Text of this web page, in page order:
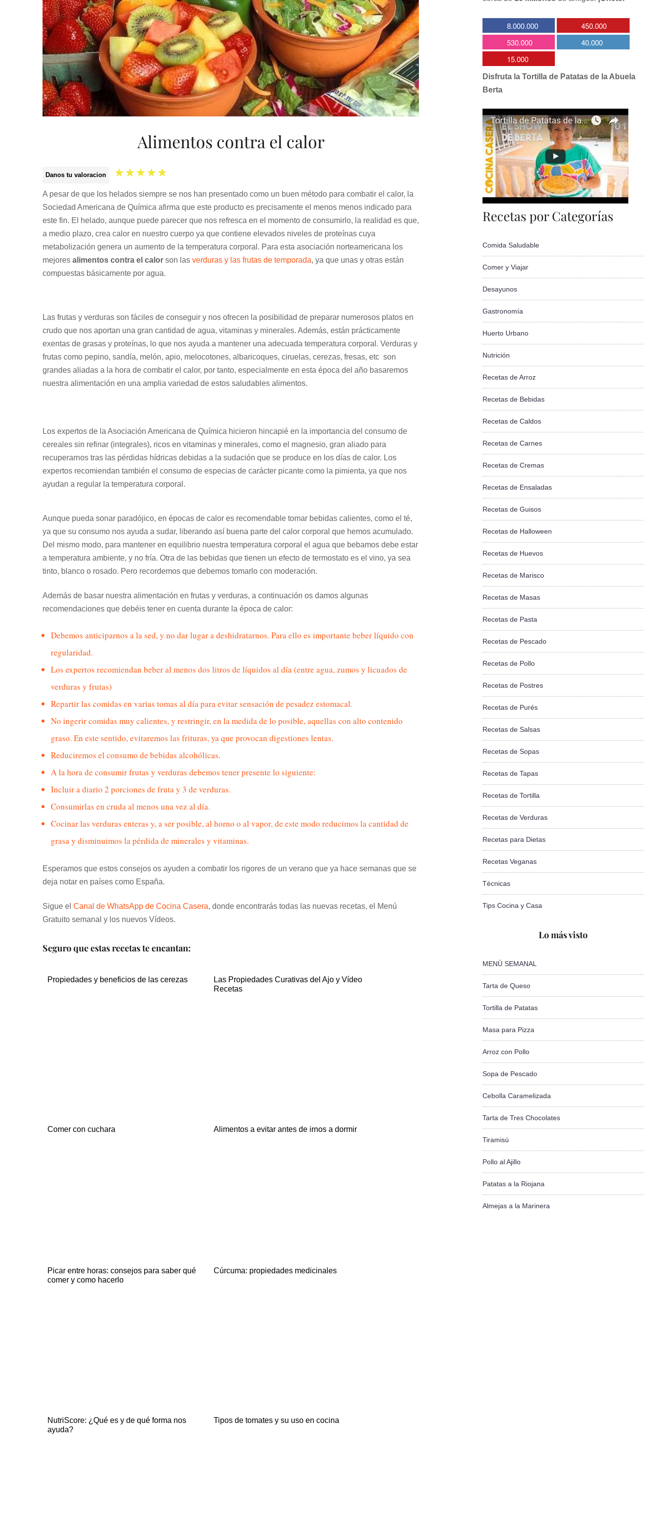
Alimentos contra el calor
Danos tu valoracion ★★★★★
A pesar de que los helados siempre se nos han presentado como un buen método para combatir el calor, la
Sociedad Americana de Química afirma que este producto es precisamente el menos menos indicado para
este fin. El helado, aunque puede parecer que nos refresca en el momento de consumirlo, la realidad es que,
a medio plazo, crea calor en nuestro cuerpo ya que contiene elevados niveles de proteínas cuya
metabolización genera un aumento de la temperatura corporal. Para esta asociación norteamericana los
mejores alimentos contra el calor son las verduras y las frutas de temporada, ya que unas y otras están
compuestas básicamente por agua.
Las frutas y verduras son fáciles de conseguir y nos ofrecen la posibilidad de preparar numerosos platos en
crudo que nos aportan una gran cantidad de agua, vitaminas y minerales. Además, están prácticamente
exentas de grasas y proteínas, lo que nos ayuda a mantener una adecuada temperatura corporal. Verduras y
frutas como pepino, sandía, melón, apio, melocotones, albaricoques, ciruelas, cerezas, fresas, etc son
grandes aliadas a la hora de combatir el calor, por tanto, especialmente en esta época del año basaremos
nuestra alimentación en una amplia variedad de estos saludables alimentos.
Los expertos de la Asociación Americana de Química hicieron hincapié en la importancia del consumo de
cereales sin refinar (integrales), ricos en vitaminas y minerales, como el magnesio, gran aliado para
recuperarnos tras las pérdidas hídricas debidas a la sudación que se produce en los días de calor. Los
expertos recomiendan también el consumo de especias de carácter picante como la pimienta, ya que nos
ayudan a regular la temperatura corporal.
Aunque pueda sonar paradójico, en épocas de calor es recomendable tomar bebidas calientes, como el té,
ya que su consumo nos ayuda a sudar, liberando así buena parte del calor corporal que hemos acumulado.
Del mismo modo, para mantener en equilibrio nuestra temperatura corporal el agua que bebamos debe estar
a temperatura ambiente, y no fría. Otra de las bebidas que tienen un efecto de termostato es el vino, ya sea
tinto, blanco o rosado. Pero recordemos que debemos tomarlo con moderación.
Además de basar nuestra alimentación en frutas y verduras, a continuación os damos algunas
recomendaciones que debéis tener en cuenta durante la época de calor:
Debemos anticiparnos a la sed, y no dar lugar a deshidratarnos. Para ello es importante beber líquido con
regularidad.
Los expertos recomiendan beber al menos dos litros de líquidos al día (entre agua, zumos y licuados de
verduras y frutas)
Repartir las comidas en varias tomas al día para evitar sensación de pesadez estomacal.
No ingerir comidas muy calientes, y restringir, en la medida de lo posible, aquellas con alto contenido
graso. En este sentido, evitaremos las frituras, ya que provocan digestiones lentas.
Reduciremos el consumo de bebidas alcohólicas.
A la hora de consumir frutas y verduras debemos tener presente lo siguiente:
Incluir a diario 2 porciones de fruta y 3 de verduras.
Consumirlas en cruda al menos una vez al día.
Cocinar las verduras enteras y, a ser posible, al horno o al vapor, de este modo reducimos la cantidad de
grasa y disminuimos la pérdida de minerales y vitaminas.
Esperamos que estos consejos os ayuden a combatir los rigores de un verano que ya hace semanas que se
deja notar en países como España.
Sigue el Canal de WhatsApp de Cocina Casera, donde encontrarás todas las nuevas recetas, el Menú
Gratuito semanal y los nuevos Vídeos.
Seguro que estas recetas te encantan:
Propiedades y beneficios de las cerezas
Las Propiedades Curativas del Ajo y Vídeo
Recetas
Comer con cuchara Alimentos a evitar antes de irnos a dormir
Picar entre horas: consejos para saber qué
comer y como hacerlo
Cúrcuma: propiedades medicinales
NutriScore: ¿Qué es y de qué forma nos
ayuda?
Tipos de tomates y su uso en cocina
8.000.000
450.000
530.000
40.000
15.000
Disfruta la Tortilla de Patatas de la Abuela
Berta
Recetas por Categorías
Comida Saludable
Comer y Viajar
Desayunos
Gastronomía
Huerto Urbano
Nutrición
Recetas de Arroz
Recetas de Bebidas
Recetas de Caldos
Recetas de Carnes
Recetas de Cremas
Recetas de Ensaladas
Recetas de Guisos
Recetas de Halloween
Recetas de Huevos
Recetas de Marisco
Recetas de Masas
Recetas de Pasta
Recetas de Pescado
Recetas de Pollo
Recetas de Postres
Recetas de Purés
Recetas de Salsas
Recetas de Sopas
Recetas de Tapas
Recetas de Tortilla
Recetas de Verduras
Recetas para Dietas
Recetas Veganas
Técnicas
Tips Cocina y Casa
Lo más visto
MENÚ SEMANAL
Tarta de Queso
Tortilla de Patatas
Masa para Pizza
Arroz con Pollo
Sopa de Pescado
Cebolla Caramelizada
Tarta de Tres Chocolates
Tiramisú
Pollo al Ajillo
Patatas a la Riojana
Almejas a la Marinera